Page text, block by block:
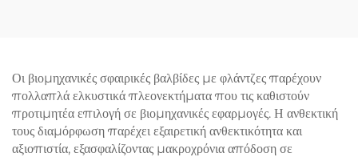
πετρελαίου
Οι βιομηχανικές σφαιρικές βαλβίδες με φλάντζες παρέχουν
πολλαπλά ελκυστικά πλεονεκτήματα που τις καθιστούν
προτιμητέα επιλογή σε βιομηχανικές εφαρμογές. Η ανθεκτική
τους διαμόρφωση παρέχει εξαιρετική ανθεκτικότητα και
αξιοπιστία, εξασφαλίζοντας μακροχρόνια απόδοση σε